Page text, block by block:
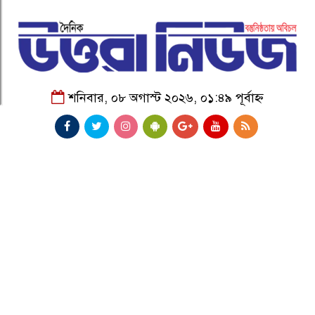
শনিবার, ০৮ অগাস্ট ২০২৬, ০১:৪৯ পূর্বাহ্ন